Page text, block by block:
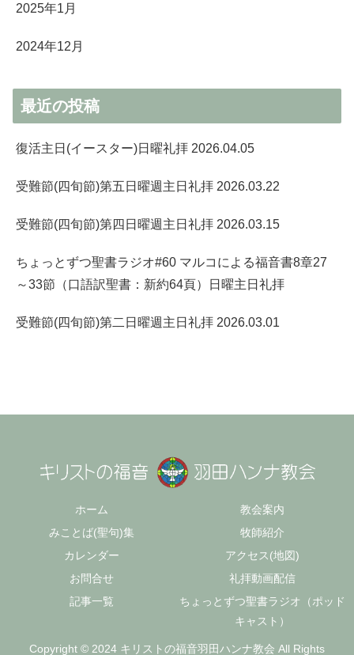
2025年1月
2024年12月
最近の投稿
復活主日(イースター)日曜礼拝 2026.04.05
受難節(四旬節)第五日曜週主日礼拝 2026.03.22
受難節(四旬節)第四日曜週主日礼拝 2026.03.15
ちょっとずつ聖書ラジオ#60 マルコによる福音書8章27
～33節（口語訳聖書：新約64頁）日曜主日礼拝
受難節(四旬節)第二日曜週主日礼拝 2026.03.01
ホーム
教会案内
みことば(聖句)集
牧師紹介
カレンダー
アクセス(地図)
お問合せ
礼拝動画配信
記事一覧
ちょっとずつ聖書ラジオ（ポッド
キャスト）
Copyright © 2024 キリストの福音羽田ハンナ教会 All Rights